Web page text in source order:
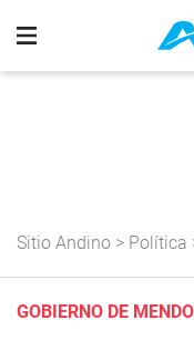
Sitio Andino > Política
GOBIERNO DE